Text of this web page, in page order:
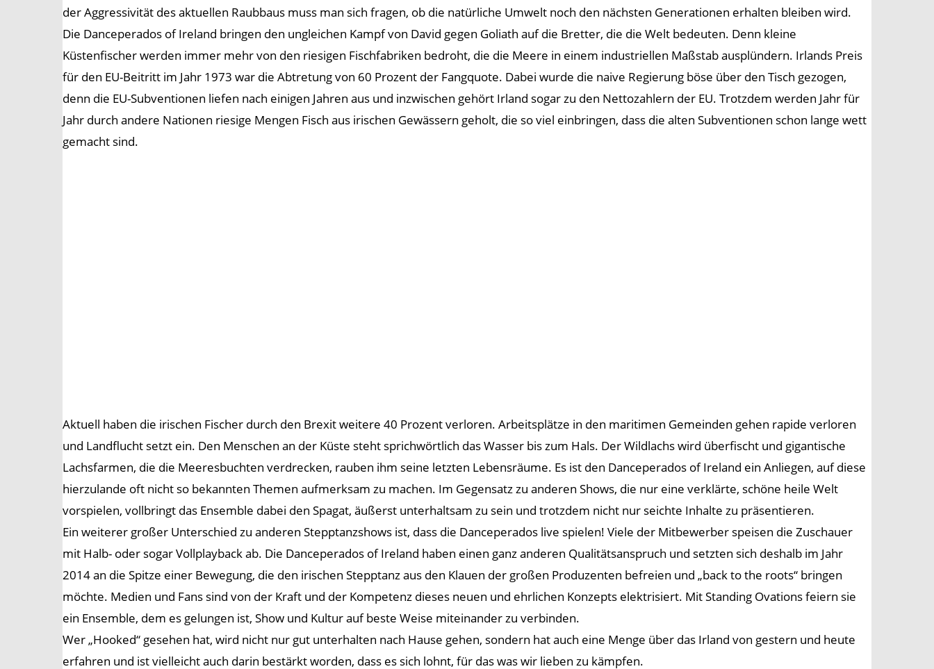
der Aggressivität des aktuellen Raubbaus muss man sich fragen, ob die natürliche Umwelt noch den nächsten Generationen erhalten bleiben wird.
Die Danceperados of Ireland bringen den ungleichen Kampf von David gegen Goliath auf die Bretter, die die Welt bedeuten. Denn kleine
Küstenfischer werden immer mehr von den riesigen Fischfabriken bedroht, die die Meere in einem industriellen Maßstab ausplündern. Irlands Preis
für den EU-Beitritt im Jahr 1973 war die Abtretung von 60 Prozent der Fangquote. Dabei wurde die naive Regierung böse über den Tisch gezogen,
denn die EU-Subventionen liefen nach einigen Jahren aus und inzwischen gehört Irland sogar zu den Nettozahlern der EU. Trotzdem werden Jahr für
Jahr durch andere Nationen riesige Mengen Fisch aus irischen Gewässern geholt, die so viel einbringen, dass die alten Subventionen schon lange wett
gemacht sind.
Aktuell haben die irischen Fischer durch den Brexit weitere 40 Prozent verloren. Arbeitsplätze in den maritimen Gemeinden gehen rapide verloren
und Landflucht setzt ein. Den Menschen an der Küste steht sprichwörtlich das Wasser bis zum Hals. Der Wildlachs wird überfischt und gigantische
Lachsfarmen, die die Meeresbuchten verdrecken, rauben ihm seine letzten Lebensräume. Es ist den Danceperados of Ireland ein Anliegen, auf diese
hierzulande oft nicht so bekannten Themen aufmerksam zu machen. Im Gegensatz zu anderen Shows, die nur eine verklärte, schöne heile Welt
vorspielen, vollbringt das Ensemble dabei den Spagat, äußerst unterhaltsam zu sein und trotzdem nicht nur seichte Inhalte zu präsentieren.
Ein weiterer großer Unterschied zu anderen Stepptanzshows ist, dass die Danceperados live spielen! Viele der Mitbewerber speisen die Zuschauer
mit Halb- oder sogar Vollplayback ab. Die Danceperados of Ireland haben einen ganz anderen Qualitätsanspruch und setzten sich deshalb im Jahr
2014 an die Spitze einer Bewegung, die den irischen Stepptanz aus den Klauen der großen Produzenten befreien und „back to the roots“ bringen
möchte. Medien und Fans sind von der Kraft und der Kompetenz dieses neuen und ehrlichen Konzepts elektrisiert. Mit Standing Ovations feiern sie
ein Ensemble, dem es gelungen ist, Show und Kultur auf beste Weise miteinander zu verbinden.
Wer „Hooked“ gesehen hat, wird nicht nur gut unterhalten nach Hause gehen, sondern hat auch eine Menge über das Irland von gestern und heute
erfahren und ist vielleicht auch darin bestärkt worden, dass es sich lohnt, für das was wir lieben zu kämpfen.